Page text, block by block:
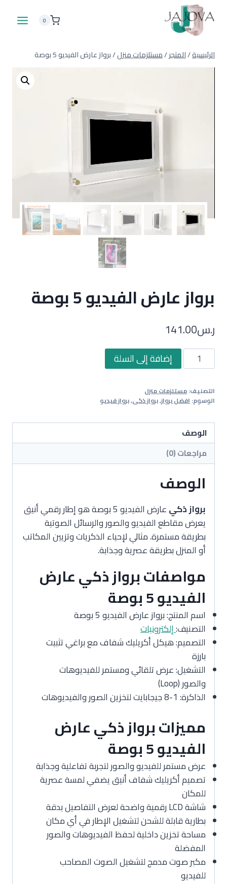
المحتوى
0
الرئيسية/المتجر/مستلزمات منزل/برواز عارض الفيديو 5 بوصة
برواز عارض الفيديو 5 بوصة
ر.س141.00
كمية
برواز
الفيديو
بوصة
إضافة إلى السلة
التصنيف:مستلزمات منزل
الوسوم:افضل برواز,برواز ذكى,برواز فيديو
الوصف
مراجعات (0)
الوصف
برواز ذكي
عارض الفيديو 5 بوصة هو إطار رقمي أنيق
يعرض مقاطع الفيديو والصور والرسائل الصوتية
بطريقة مستمرة. مثالي لإحياء الذكريات وتزيين المكاتب
أو المنزل بطريقة عصرية وجذابة.
مواصفات برواز ذكي عارض
الفيديو 5 بوصة
اسم المنتج: برواز عارض الفيديو 5 بوصة
التصنيف:إلكترونيات
التصميم: هيكل أكريليك شفاف مع براغي تثبيت
بارزة
التشغيل: عرض تلقائي ومستمر للفيديوهات
والصور (Loop)
الذاكرة: 1-8 جيجابايت لتخزين الصور والفيديوهات
مميزات برواز ذكي عارض
الفيديو 5 بوصة
عرض مستمر للفيديو والصور لتجربة تفاعلية وجذابة
تصميم أكريليك شفاف أنيق يضفي لمسة عصرية
للمكان
شاشة LCD رقمية واضحة لعرض التفاصيل بدقة
بطارية قابلة للشحن لتشغيل الإطار في أي مكان
مساحة تخزين داخلية لحفظ الفيديوهات والصور
المفضلة
مكبر صوت مدمج لتشغيل الصوت المصاحب
للفيديو